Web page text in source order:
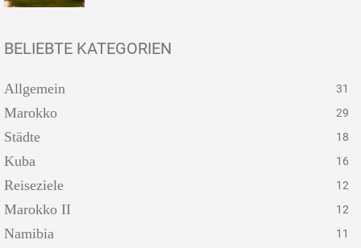
BELIEBTE KATEGORIEN
Allgemein 31
Marokko 29
Städte 18
Kuba 16
Reiseziele 12
Marokko II 12
Namibia 11